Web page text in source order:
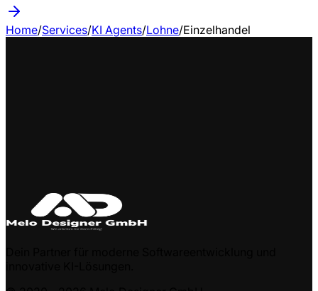
Home/Services/KI Agents/Lohne/Einzelhandel